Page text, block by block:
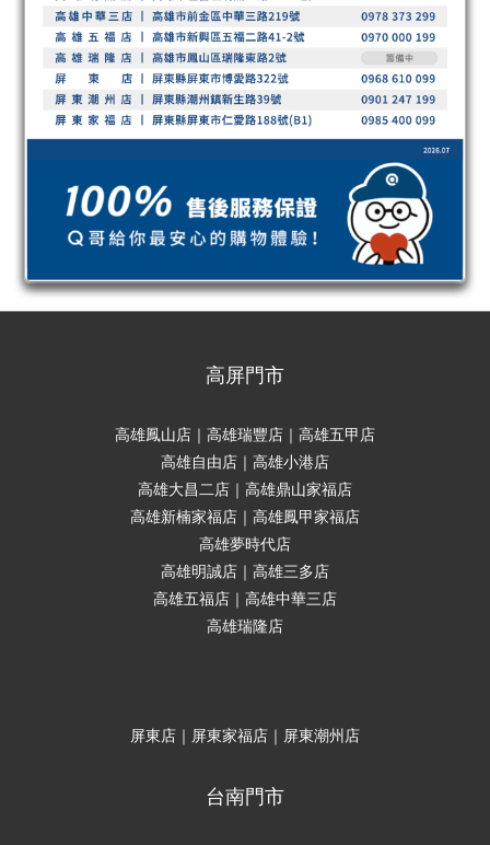
高屏門市
高雄鳳山店｜高雄瑞豐店｜高雄五甲店
高雄自由店｜高雄小港店
高雄大昌二店｜高雄鼎山家福店
高雄新楠家福店｜高雄鳳甲家福店
高雄夢時代店
高雄明誠店｜高雄三多店
高雄五福店｜高雄中華三店
高雄瑞隆店
屏東店｜屏東家福店｜屏東潮州店
台南門市